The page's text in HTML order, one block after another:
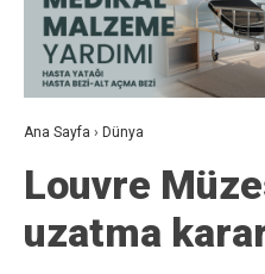
Ana Sayfa › Dünya
Louvre
uzatma